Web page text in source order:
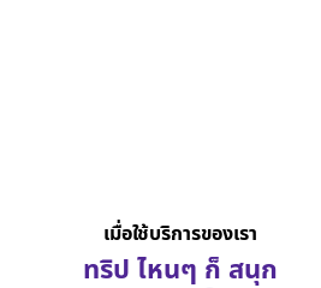
เมื่อใช้บริการของเรา
ทริป ไหนๆ ก็ สนุก